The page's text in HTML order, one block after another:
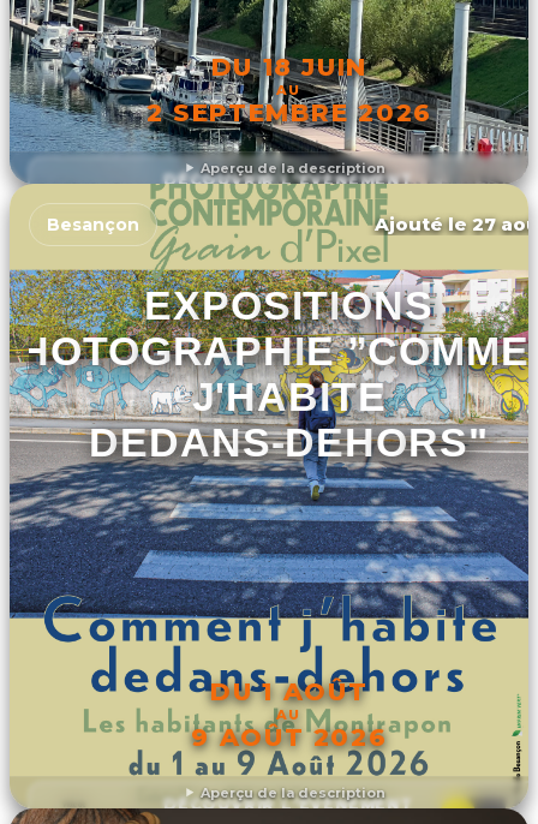
Aperçu de la description
DU 18 JUIN
AU
2 SEPTEMBRE 2026
DÉCOUVRIR L'ÉVÉNEMENT
Aperçu de la description
Besançon Ajouté le 27
EXPOSITIONS
J'HABITE
DEDANS-DEHORS"
DU 1 AOÛT
AU
9 AOÛT 2026
DÉCOUVRIR L'ÉVÉNEMENT